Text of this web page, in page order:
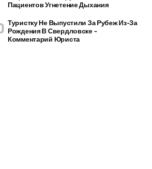
Пациентов Угнетение Дыхания
Туристку Не Выпустили За Рубеж Из-За
Рождения В Свердловске –
Комментарий Юриста